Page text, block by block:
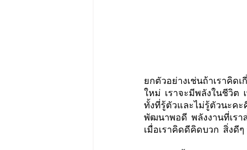
ยกตัวอย่างเช่นถ้าเราคิด
ใหม่  เราจะมีพลังในชีวิต
ทั้งที่รู้ตัวและไม่รู้ตัวนะคะ
พัฒนาพอดี  พลังงานที่เรา
เมื่อเราคิดดีคิดบวก  สิ่งดีๆ